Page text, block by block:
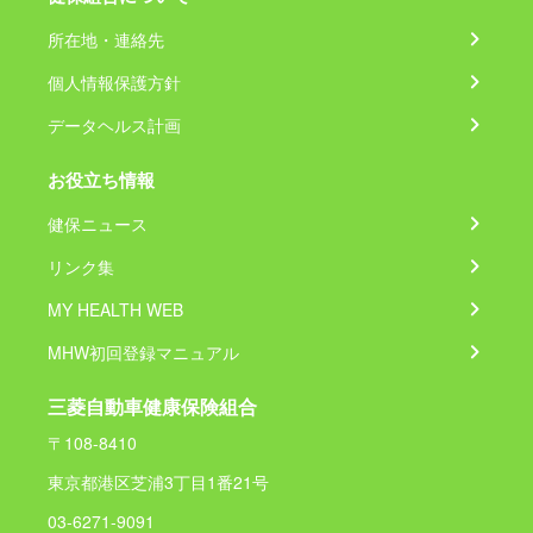
所在地・連絡先
個人情報保護方針
データヘルス計画
お役立ち情報
健保ニュース
リンク集
MY HEALTH WEB
MHW初回登録マニュアル
三菱自動車健康保険組合
〒108-8410
東京都港区芝浦3丁目1番21号
03-6271-9091